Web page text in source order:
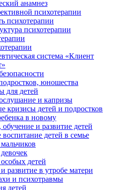
анамнез
психотерапии
психотерапии
психотерапии
система «Клиент
юношества
для детей
и капризы
кризисы детей и подростков
в новому
и развитие детей
воспитание детей в семье
детей
развитие в утробе матери
и психотравмы
детей